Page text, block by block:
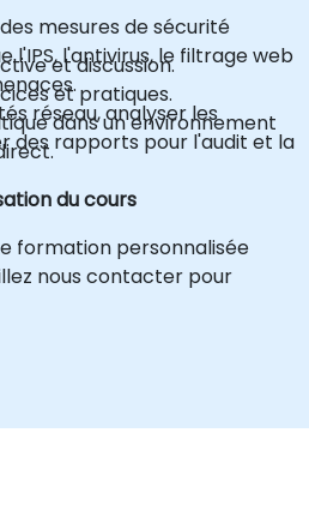
mesures de sécurité
l'IPS, l'antivirus, le filtrage web
réseau, analyser les
des rapports pour l'audit et la
et discussion.
et pratiques.
dans un environnement
du cours
formation personnalisée
nous contacter pour